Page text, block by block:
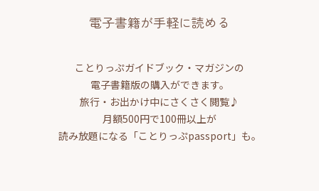
電子書籍が手軽に読める
ことりっぷガイドブック・マガジンの
電子書籍版の購入ができます。
旅行・お出かけ中にさくさく閲覧♪
月額500円で100冊以上が
読み放題になる「ことりっぷpassport」も。